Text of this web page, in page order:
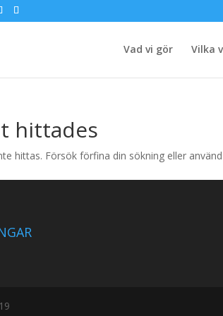
Vad vi gör Vilka
hittades
hittas. Försök förfina din sökning eller